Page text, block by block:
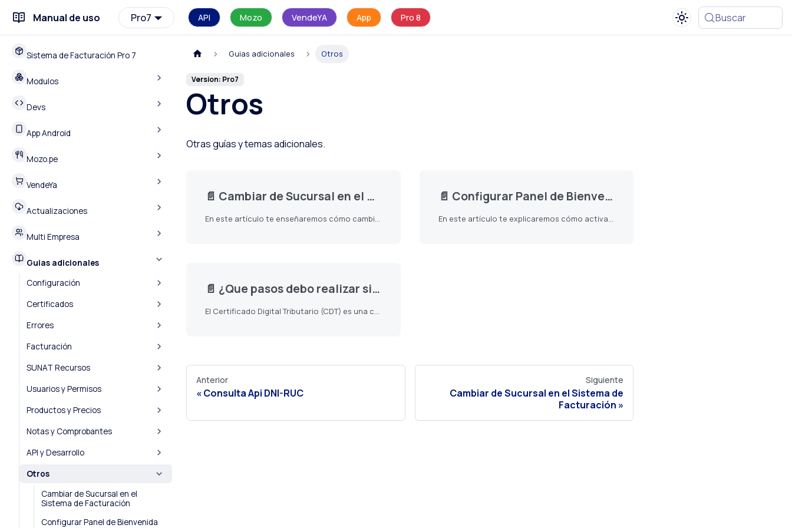
Manual de uso Pro7 API Mozo VendeYA App Pro 8 Buscar
Sistema de Facturación Pro 7
Modulos
Devs
App Android
Mozo.pe
VendeYa
Actualizaciones
Multi Empresa
Guias adicionales
Configuración
Certificados
Errores
Facturación
SUNAT Recursos
Usuarios y Permisos
Productos y Precios
Notas y Comprobantes
API y Desarrollo
Otros
Cambiar de Sucursal en el
Sistema de Facturación
Configurar Panel de Bienvenida
Guias adicionales Otros
Version: Pro7
Otros
Otras guías y temas adicionales.
📄️ Cambiar de Sucursal en el Sistema de Facturación
En este artículo te enseñaremos cómo cambiar de sucursal en tu sistema de facturación. Sigue estos pasos para realizarlo:
📄️ Configurar Panel de Bienvenida en el Sistema de Facturación
En este artículo te explicaremos cómo activar o desactivar el panel de bienvenida en el dashboard del sistema FactúraloPeru. Esta característica te permite personalizar la experiencia de inicio en tu sistema de facturación.
📄️ ¿Que pasos debo realizar si compre un certificado digital?
El Certificado Digital Tributario (CDT) es una credencial electrónica que garantiza la identidad del contribuyente para emitir cualquier tipo de comprobante de pago electrónico.
Anterior
Consulta Api DNI-RUC
Siguiente
Cambiar de Sucursal en el Sistema de
Facturación